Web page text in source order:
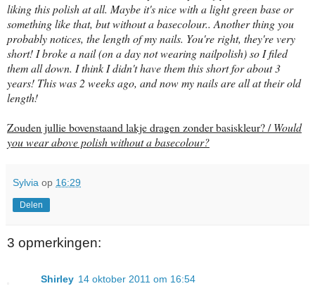
liking this polish at all. Maybe it's nice with a light green base or
something like that, but without a basecolour.. Another thing you
probably notices, the length of my nails. You're right, they're very
short! I broke a nail (on a day not wearing nailpolish) so I filed
them all down. I think I didn't have them this short for about 3
years! This was 2 weeks ago, and now my nails are all at their old
length!
Zouden jullie bovenstaand lakje dragen zonder basiskleur? /Would
you wear above polish without a basecolour?
Sylvia op 16:29
Delen
3 opmerkingen:
Shirley 14 oktober 2011 om 16:54